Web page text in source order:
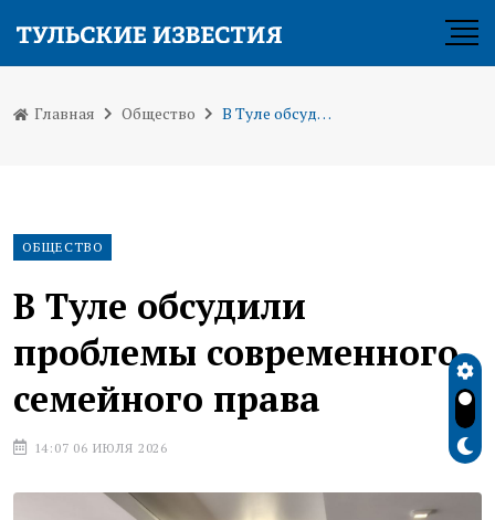
Главная Общество В Туле обсудили проблемы современного семейного права
ОБЩЕСТВО
В Туле обсудили
проблемы современного
семейного права
14:07 06 ИЮЛЯ 2026